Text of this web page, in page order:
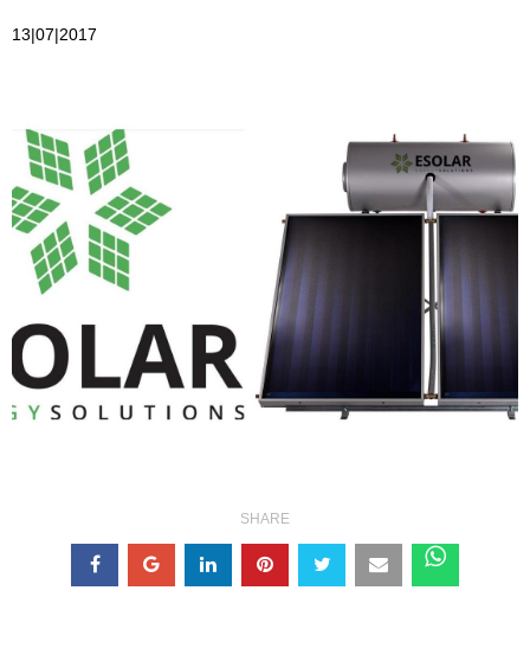
13|07|2017
SHARE